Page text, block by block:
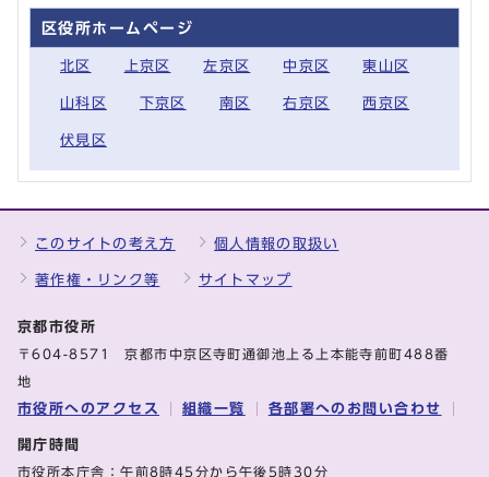
区役所ホームページ
北区 上京区 左京区 中京区 東山区
山科区 下京区 南区 右京区 西京区
伏見区
このサイトの考え方 個人情報の取扱い
著作権・リンク等 サイトマップ
京都市役所
〒604-8571 京都市中京区寺町通御池上る上本能寺前町488番
地
市役所へのアクセス 組織一覧 各部署へのお問い合わせ
開庁時間
市役所本庁舎：午前8時45分から午後5時30分